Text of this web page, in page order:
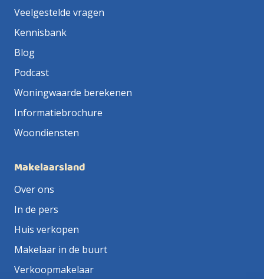
Veelgestelde vragen
Kennisbank
Blog
Podcast
Woningwaarde berekenen
Informatiebrochure
Woondiensten
Makelaarsland
Over ons
In de pers
Huis verkopen
Makelaar in de buurt
Verkoopmakelaar